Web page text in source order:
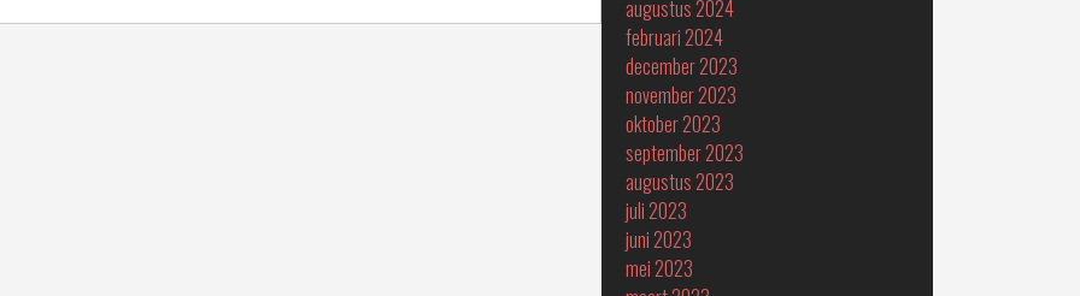
augustus 2024
februari 2024
december 2023
november 2023
oktober 2023
september 2023
augustus 2023
juli 2023
juni 2023
mei 2023